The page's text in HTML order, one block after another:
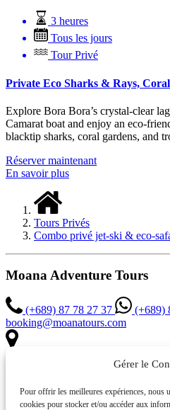
Gérer le
Pour offrir les meilleures expériences, nous
cookies pour stocker et/ou accéder aux
3 heures
Tous les jours
Tour Privé
Private Eco Sharks & Rays,
Explore Bora Bora’s crystal-clear
Camarat boat and enjoy an eco-
blacktip sharks, coral gardens, and
Réserver maintenant
En savoir plus
Tours Privés
Combo privé jet-ski & eco-
Moana Adventure Tours
(+689) 87 78 27 37
(+689)
booking@moanatours.com
French Polynesia